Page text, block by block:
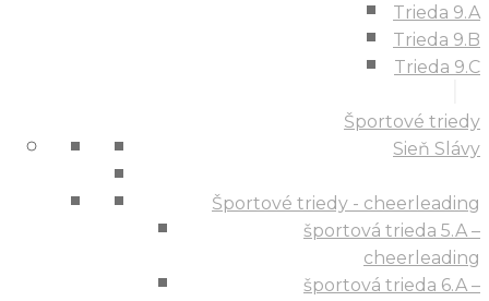
Trieda 9.A
Trieda 9.B
Trieda 9.C
Športové triedy
Sieň Slávy
Športové triedy - cheerleading
športová trieda 5.A –
cheerleading
športová trieda 6.A –